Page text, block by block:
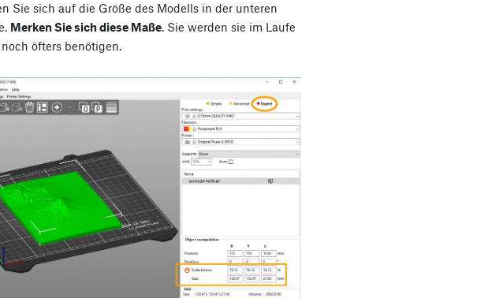
Sie sich auf die Größe des Modells in der unteren
Merken Sie sich diese Maße. Sie werden sie im Laufe
öfters benötigen.